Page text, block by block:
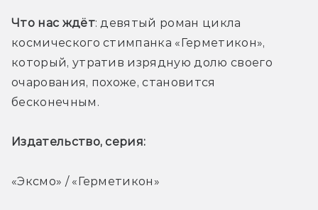
Что нас ждёт: девятый роман цикла
космического стимпанка «Герметикон»,
который, утратив изрядную долю своего
очарования, похоже, становится
бесконечным.
Издательство, серия:
«Эксмо» / «Герметикон»